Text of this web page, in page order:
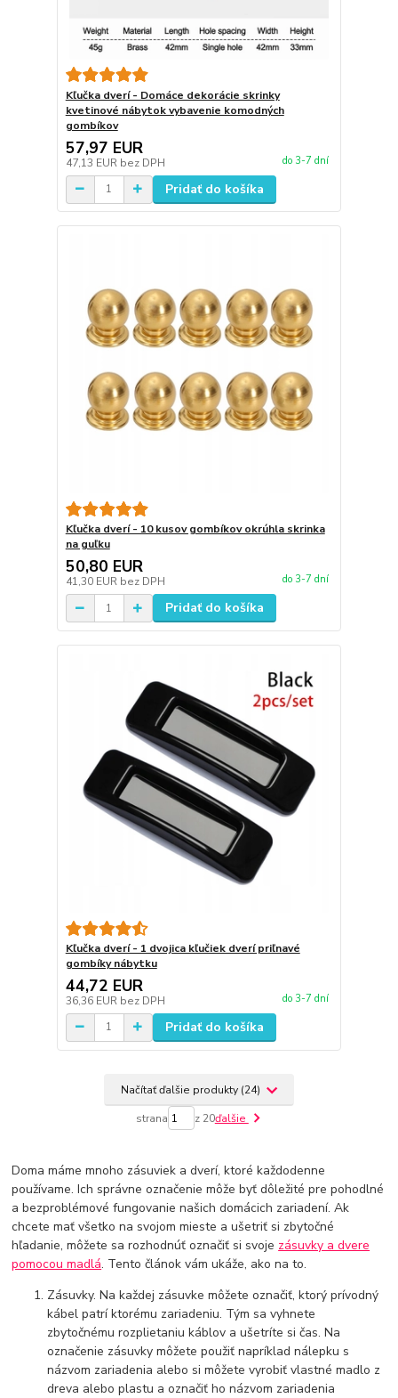
Kľučka dverí - Domáce dekorácie skrinky
kvetinové nábytok vybavenie komodných
gombíkov
57,97 EUR
47,13 EUR bez DPH do 3-7 dní
Pridať do košíka
Kľučka dverí - 10 kusov gombíkov okrúhla skrinka
na guľku
50,80 EUR
41,30 EUR bez DPH do 3-7 dní
Pridať do košíka
Kľučka dverí - 1 dvojica kľučiek dverí priľnavé
gombíky nábytku
44,72 EUR
36,36 EUR bez DPH do 3-7 dní
Pridať do košíka
Načítať ďalšie produkty (24)
strana z 20ďalšie
Doma máme mnoho zásuviek a dverí, ktoré každodenne
používame. Ich správne označenie môže byť dôležité pre pohodlné
a bezproblémové fungovanie našich domácich zariadení. Ak
chcete mať všetko na svojom mieste a ušetriť si zbytočné
hľadanie, môžete sa rozhodnúť označiť si svoje zásuvky a dvere
pomocou madlá. Tento článok vám ukáže, ako na to.
Zásuvky. Na každej zásuvke môžete označiť, ktorý prívodný
kábel patrí ktorému zariadeniu. Tým sa vyhnete
zbytočnému rozplietaniu káblov a ušetríte si čas. Na
označenie zásuvky môžete použiť napríklad nálepku s
názvom zariadenia alebo si môžete vyrobiť vlastné madlo z
dreva alebo plastu a označiť ho názvom zariadenia